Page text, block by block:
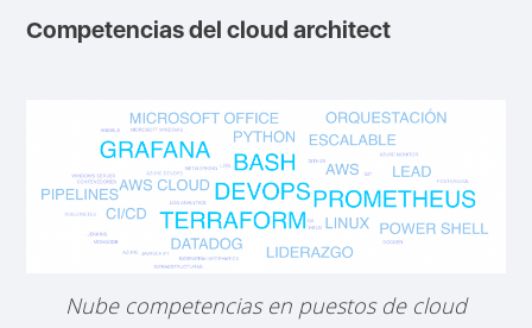
Competencias del cloud architect
Nube competencias en puestos de cloud